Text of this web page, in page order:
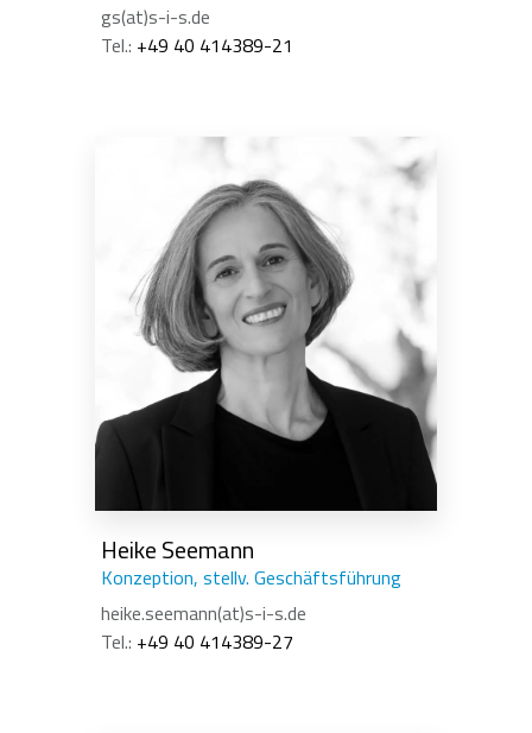
gs(at)s-i-s.de
Tel.: +49 40 414389-21
Heike Seemann
Konzeption, stellv. Geschäftsführung
heike.seemann(at)s-i-s.de
Tel.: +49 40 414389-27